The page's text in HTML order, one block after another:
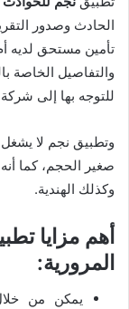
الحادث وصدور
تأمين مستحق لديه
والتفاصيل الخاصة
للتوجه بها إلى
وتطبيق نجم لا
صغير الحجم، كما
وكذلك الهندية.
أهم مزايا
المرورية:
يمكن من